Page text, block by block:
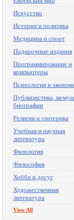
Искусство
История и политика
Медицина и спорт
Подарочные издания
Программирование и
компьютеры
Психология и
Публицистика,
биографии
Религия и эзотерика
Учебная и научная
литература
Филология
Философия
Хобби и досуг
Художественная
литература
View All